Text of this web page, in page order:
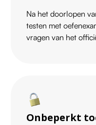
Na het doorlopen
testen met
vragen van het
Onbeperkt